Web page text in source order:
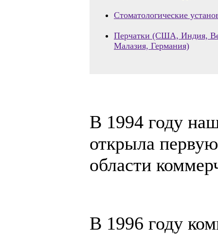
Стоматологические
Перчатки (США, Индия,
Малазия, Германия)
В 1994 году
открыла
области
В 1996 году